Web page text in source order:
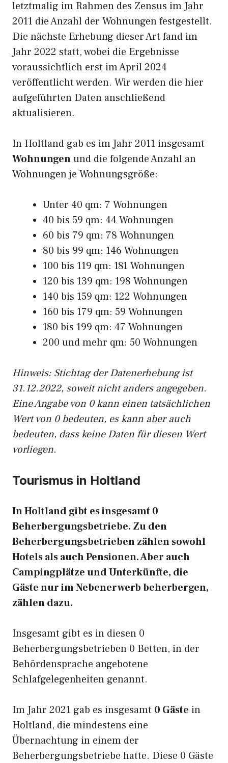
letztmalig im Rahmen des Zensus im Jahr
2011 die Anzahl der Wohnungen festgestellt.
Die nächste Erhebung dieser Art fand im
Jahr 2022 statt, wobei die Ergebnisse
voraussichtlich erst im April 2024
veröffentlicht werden. Wir werden die hier
aufgeführten Daten anschließend
aktualisieren.
In Holtland gab es im Jahr 2011 insgesamt
Wohnungenund die folgende Anzahl an
Wohnungen je Wohnungsgröße:
Unter 40 qm: 7 Wohnungen
40 bis 59 qm: 44 Wohnungen
60 bis 79 qm: 78 Wohnungen
80 bis 99 qm: 146 Wohnungen
100 bis 119 qm: 181 Wohnungen
120 bis 139 qm: 198 Wohnungen
140 bis 159 qm: 122 Wohnungen
160 bis 179 qm: 59 Wohnungen
180 bis 199 qm: 47 Wohnungen
200 und mehr qm: 50 Wohnungen
Hinweis: Stichtag der Datenerhebung ist
31.12.2022, soweit nicht anders angegeben.
Eine Angabe von 0 kann einen tatsächlichen
Wert von 0 bedeuten, es kann aber auch
bedeuten, dass keine Daten für diesen Wert
vorliegen.
Tourismus in Holtland
In Holtland gibt es insgesamt 0
Beherbergungsbetriebe. Zu den
Beherbergungsbetrieben zählen sowohl
Hotels als auch Pensionen. Aber auch
Campingplätze und Unterkünfte, die
Gäste nur im Nebenerwerb beherbergen,
zählen dazu.
Insgesamt gibt es in diesen 0
Beherbergungsbetrieben 0 Betten, in der
Behördensprache angebotene
Schlafgelegenheiten genannt.
Im Jahr 2021 gab es insgesamt 0 Gäste in
Holtland, die mindestens eine
Übernachtung in einem der
Beherbergungsbetriebe hatte. Diese 0 Gäste